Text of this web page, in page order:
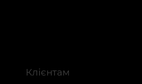
Клієнтам